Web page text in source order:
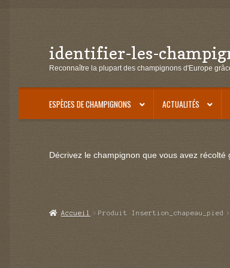
Aller
à
navigation
Aller
au
identifier-les-
Reconnaître la plupart des champignons d'Europe
ESPÈCES DE CHAMPIGNONS ACTUALITÉS
Décrivez le champignon que vous avez
Accueil Produit Insertion_chapeau_pied